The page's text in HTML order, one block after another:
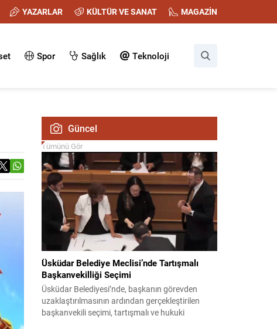
YAZARLAR KÜLTÜR VE SANAT MAGAZİN
Spor Sağlık Teknoloji
Güncel
Tümünü Gör
Üsküdar Belediye Meclisi’nde Tartışmalı
Başkanvekilliği Seçimi
Üsküdar Belediyesi’nde, başkanın görevden
uzaklaştırılmasının ardından gerçekleştirilen
başkanvekili seçimi, tartışmalı ve hukuki